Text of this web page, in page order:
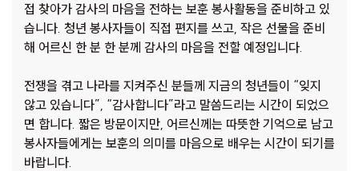
접 찾아가 감사의 마음을 전하는 보훈 봉사활동을 준비하고 있
습니다. 청년 봉사자들이 직접 편지를 쓰고, 작은 선물을 준비
해 어르신 한 분 한 분께 감사의 마음을 전할 예정입니다.
전쟁을 겪고 나라를 지켜주신 분들께 지금의 청년들이 “잊지
않고 있습니다”, “감사합니다”라고 말씀드리는 시간이 되었으
면 합니다. 짧은 방문이지만, 어르신께는 따뜻한 기억으로 남고
봉사자들에게는 보훈의 의미를 마음으로 배우는 시간이 되기를
바랍니다.